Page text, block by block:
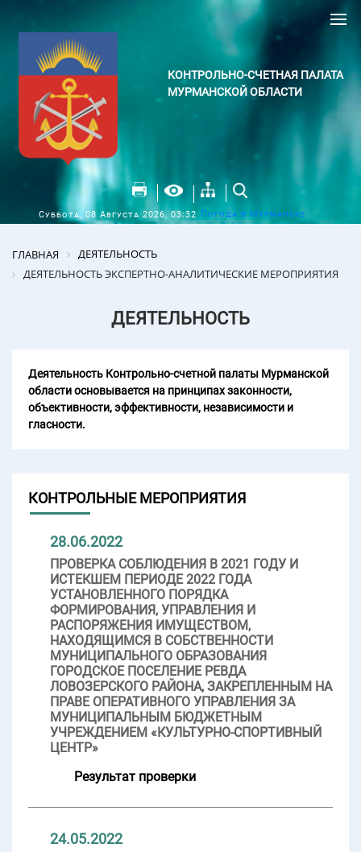
КОНТРОЛЬНО-СЧЕТНАЯ ПАЛАТА
МУРМАНСКОЙ ОБЛАСТИ
Суббота, 08 Августа 2026, 03:32 Погода в Мурманске
ГЛАВНАЯ
ДЕЯТЕЛЬНОСТЬ
ДЕЯТЕЛЬНОСТЬ ЭКСПЕРТНО-АНАЛИТИЧЕСКИЕ МЕРОПРИЯТИЯ
ДЕЯТЕЛЬНОСТЬ
Деятельность Контрольно-счетной палаты Мурманской
области основывается на принципах законности,
объективности, эффективности, независимости и
гласности.
КОНТРОЛЬНЫЕ МЕРОПРИЯТИЯ
28.06.2022
ПРОВЕРКА СОБЛЮДЕНИЯ В 2021 ГОДУ И
ИСТЕКШЕМ ПЕРИОДЕ 2022 ГОДА
УСТАНОВЛЕННОГО ПОРЯДКА
ФОРМИРОВАНИЯ, УПРАВЛЕНИЯ И
РАСПОРЯЖЕНИЯ ИМУЩЕСТВОМ,
НАХОДЯЩИМСЯ В СОБСТВЕННОСТИ
МУНИЦИПАЛЬНОГО ОБРАЗОВАНИЯ
ГОРОДСКОЕ ПОСЕЛЕНИЕ РЕВДА
ЛОВОЗЕРСКОГО РАЙОНА, ЗАКРЕПЛЕННЫМ НА
ПРАВЕ ОПЕРАТИВНОГО УПРАВЛЕНИЯ ЗА
МУНИЦИПАЛЬНЫМ БЮДЖЕТНЫМ
УЧРЕЖДЕНИЕМ «КУЛЬТУРНО-СПОРТИВНЫЙ
ЦЕНТР»
Результат проверки
24.05.2022